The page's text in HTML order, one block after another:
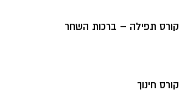
קורס תפילה – ברכות השחר
קורס חינוך